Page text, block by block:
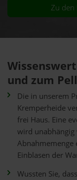
Zu den
und zum
Die in unserem
Kremperheide
frei Haus. Eine
wird
Abnahmemenge
Einblasen der
Wussten Sie,